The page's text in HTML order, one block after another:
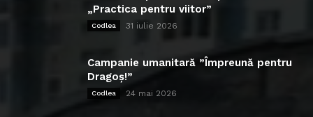
„Practica pentru viitor”
Codlea 31 iulie 2026
Campanie umanitară ”Împreună pentru
Dragoș!”
Codlea 24 mai 2026